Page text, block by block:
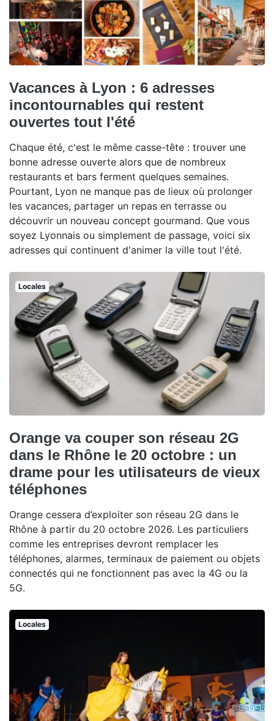
Vacances à Lyon : 6 adresses
incontournables qui restent
ouvertes tout l'été
Chaque été, c'est le même casse-tête : trouver une
bonne adresse ouverte alors que de nombreux
restaurants et bars ferment quelques semaines.
Pourtant, Lyon ne manque pas de lieux où prolonger
les vacances, partager un repas en terrasse ou
découvrir un nouveau concept gourmand. Que vous
soyez Lyonnais ou simplement de passage, voici six
adresses qui continuent d'animer la ville tout l'été.
Locales
Orange va couper son réseau 2G
dans le Rhône le 20 octobre : un
drame pour les utilisateurs de vieux
téléphones
Orange cessera d’exploiter son réseau 2G dans le
Rhône à partir du 20 octobre 2026. Les particuliers
comme les entreprises devront remplacer les
téléphones, alarmes, terminaux de paiement ou objets
connectés qui ne fonctionnent pas avec la 4G ou la
5G.
Locales